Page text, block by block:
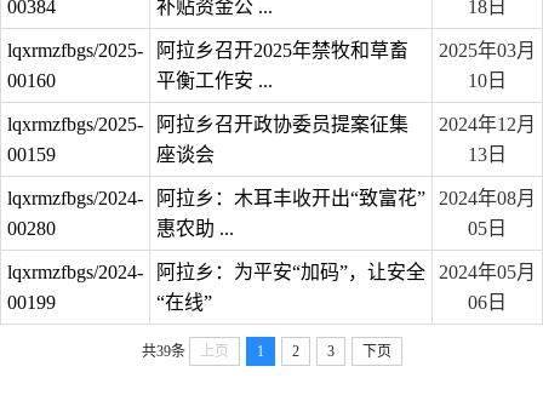
00384
补贴资金公 ...
18日
lqxrmzfbgs/2025-
00160
阿拉乡召开2025年禁牧和草畜
平衡工作安 ...
2025年03月
10日
lqxrmzfbgs/2025-
00159
阿拉乡召开政协委员提案征集
座谈会
2024年12月
13日
lqxrmzfbgs/2024-
00280
阿拉乡：木耳丰收开出“致富花”
惠农助 ...
2024年08月
05日
lqxrmzfbgs/2024-
00199
阿拉乡：为平安“加码”，让安全
“在线”
2024年05月
06日
共39条 上页 1 2 3 下页